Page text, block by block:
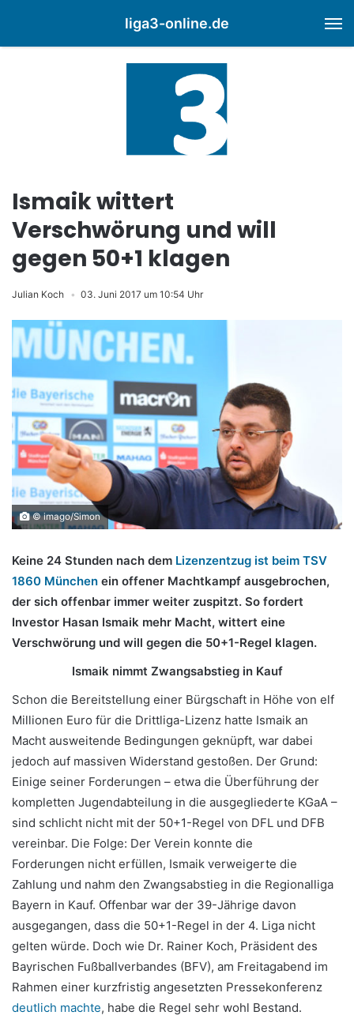
liga3-online.de
Ismaik wittert
Verschwörung und will
gegen 50+1 klagen
Julian Koch 03. Juni 2017 um 10:54 Uhr
© imago/Simon
Keine 24 Stunden nach dem Lizenzentzug ist beim TSV
1860 München ein offener Machtkampf ausgebrochen,
der sich offenbar immer weiter zuspitzt. So fordert
Investor Hasan Ismaik mehr Macht, wittert eine
Verschwörung und will gegen die 50+1-Regel klagen.
Ismaik nimmt Zwangsabstieg in Kauf
Schon die Bereitstellung einer Bürgschaft in Höhe von elf
Millionen Euro für die Drittliga-Lizenz hatte Ismaik an
Macht ausweitende Bedingungen geknüpft, war dabei
jedoch auf massiven Widerstand gestoßen. Der Grund:
Einige seiner Forderungen – etwa die Überführung der
kompletten Jugendabteilung in die ausgegliederte KGaA –
sind schlicht nicht mit der 50+1-Regel von DFL und DFB
vereinbar. Die Folge: Der Verein konnte die
Forderungen nicht erfüllen, Ismaik verweigerte die
Zahlung und nahm den Zwangsabstieg in die Regionalliga
Bayern in Kauf. Offenbar war der 39-Jährige davon
ausgegangen, dass die 50+1-Regel in der 4. Liga nicht
gelten würde. Doch wie Dr. Rainer Koch, Präsident des
Bayrischen Fußballverbandes (BFV), am Freitagabend im
Rahmen einer kurzfristig angesetzten Pressekonferenz
deutlich machte, habe die Regel sehr wohl Bestand.